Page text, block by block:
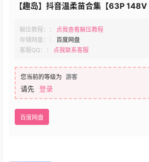
【趣岛】抖音温柔苗合集【63P 148V
解压教程：：
点我查看解压教程
存储网盘：：
百度网盘
客服QQ：：
点我联系客服
您当前的等级为 游客
请先 登录
百度网盘